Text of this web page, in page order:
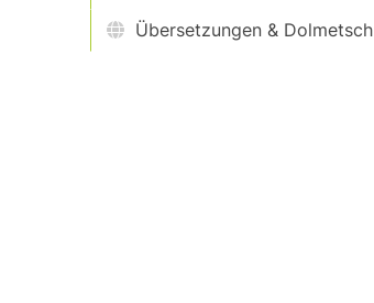
Übersetzungen & Dolmetsch